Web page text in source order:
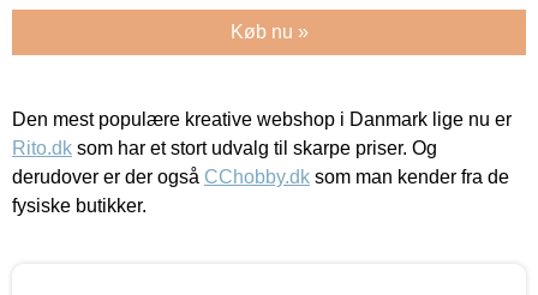
Køb nu »
Den mest populære kreative webshop i Danmark lige nu er
Rito.dk som har et stort udvalg til skarpe priser. Og
derudover er der også CChobby.dk som man kender fra de
fysiske butikker.